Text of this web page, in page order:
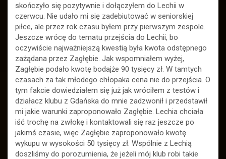
skończyło się pozytywnie i dołączyłem do Lechii w
czerwcu. Nie udało mi się zadebiutować w seniorskiej
piłce, ale przez rok czasu byłem przy pierwszym zespole.
Jeszcze wrócę do tematu przejścia do Lechii, bo
oczywiście najważniejszą kwestią była kwota odstępnego
zażądana przez Zagłębie. Jak wspomniałem wyżej,
Zagłębie podało kwotę bodajże 90 tysięcy zł. W tamtych
czasach za tak młodego chłopaka cena nie do przejścia. O
tym fakcie dowiedziałem się już jak wróciłem z testów i
działacz klubu z Gdańska do mnie zadzwonił i przedstawił
mi jakie warunki zaproponowało Zagłębie. Lechia chciała
iść trochę na zwłokę i kontaktowali się raz jeszcze po
jakimś czasie, więc Zagłębie zaproponowało kwotę
wykupu w wysokości 50 tysięcy zł. Wspólnie z Lechią
doszliśmy do porozumienia, że jeżeli mój klub robi takie